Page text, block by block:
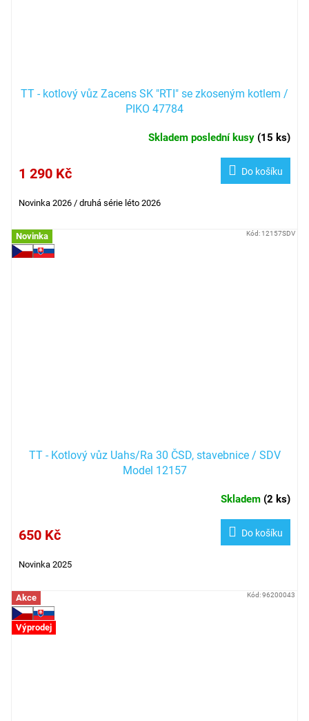
TT - kotlový vůz Zacens SK "RTI" se zkoseným kotlem /
PIKO 47784
Skladem poslední kusy (15 ks)
1 290 Kč Do košíku
Novinka 2026 / druhá série léto 2026
Novinka
TT - Kotlový vůz Uahs/Ra 30 ČSD, stavebnice / SDV
Model 12157
Skladem (2 ks)
650 Kč Do košíku
Novinka 2025
Kód: 12157SDV
Akce
Výprodej
Kód:96200043